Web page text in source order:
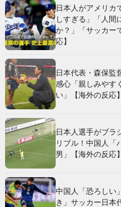
日本人がアメリカ
しすぎる」「人間
か？」「サッカー
応】
日本代表・森保監
感心「親しみやす
い」【海外の反応】
日本人選手がブラ
リブル！中国人「
男」【海外の反応】
中国人「恐ろしい
き」サッカー日本